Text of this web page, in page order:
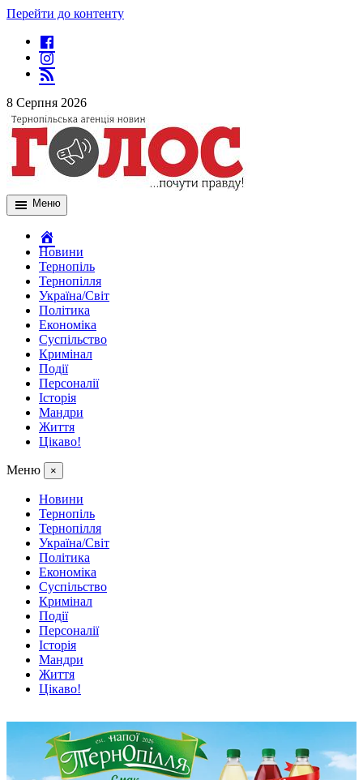
Перейти до контенту
8 Серпня 2026
Меню
Новини
Тернопіль
Тернопілля
Україна/Світ
Політика
Економіка
Суспільство
Кримінал
Події
Персоналії
Історія
Мандри
Життя
Цікаво!
Меню ×
Новини
Тернопіль
Тернопілля
Україна/Світ
Політика
Економіка
Суспільство
Кримінал
Події
Персоналії
Історія
Мандри
Життя
Цікаво!